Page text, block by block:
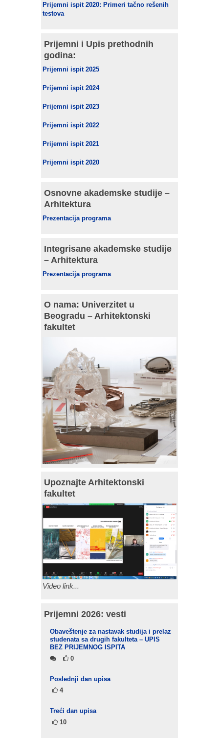
Prijemni ispit 2020: Primeri tačno rešenih
testova
Prijemni i Upis prethodnih
godina:
Prijemni ispit 2025
Prijemni ispit 2024
Prijemni ispit 2023
Prijemni ispit 2022
Prijemni ispit 2021
Prijemni ispit 2020
Osnovne akademske studije –
Arhitektura
Prezentacija programa
Integrisane akademske studije
– Arhitektura
Prezentacija programa
O nama: Univerzitet u
Beogradu – Arhitektonski
fakultet
Upoznajte Arhitektonski
fakultet
Video link...
Prijemni 2026: vesti
Obaveštenje za nastavak studija i prelaz
studenata sa drugih fakulteta – UPIS
BEZ PRIJEMNOG ISPITA
0
Poslednji dan upisa
4
Treći dan upisa
10